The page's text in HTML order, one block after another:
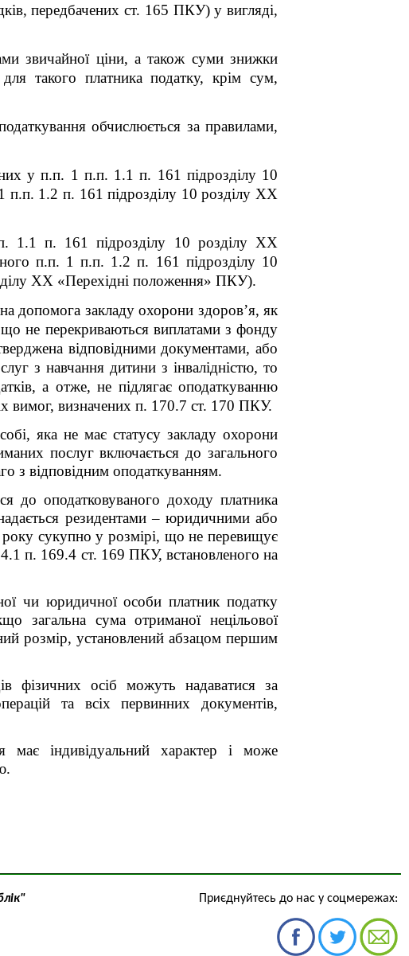
передбачених ст. 165 ПКУ) у вигляді,
звичайної ціни, а також суми знижки
для такого платника податку, крім сум,
обчислюється за правилами,
у п.п. 1 п.п. 1.1 п. 161 підрозділу 10
п.п. 1.2 п. 161 підрозділу 10 розділу XX
1.1 п. 161
підрозділу 10 розділу XX
п.п. 1 п.п. 1.2 п. 161 підрозділу 10
XX «Перехідні положення» ПКУ).
допомога закладу охорони здоров’я, як
що не перекриваються виплатами з фонду
відповідними документами, або
з навчання дитини з інвалідністю, то
а отже, не підлягає оподаткуванню
вимог, визначених п. 170.7 ст. 170 ПКУ.
яка не має статусу закладу охорони
послуг включається до загального
з відповідним оподаткуванням.
оподатковуваного доходу платника
резидентами – юридичними або
року сукупно у розмірі, що не перевищує
п. 169.4 ст. 169 ПКУ, встановленого на
чи юридичної особи платник податку
загальна сума отриманої нецільової
розмір, установлений абзацом першим
фізичних осіб можуть надаватися за
та всіх первинних документів,
має індивідуальний характер і може
Приєднуйтесь до нас у соцмережах: